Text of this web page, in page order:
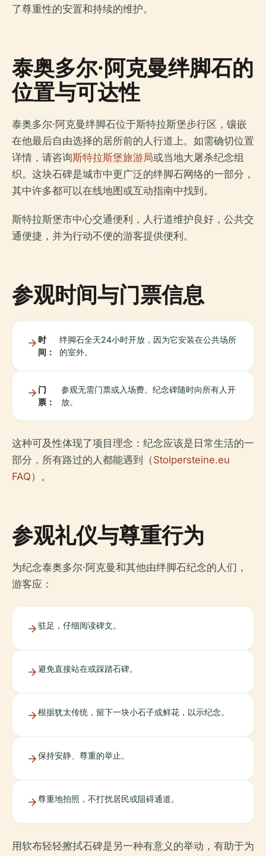
了尊重性的安置和持续的维护。
泰奥多尔·阿克曼绊脚石的
位置与可达性
泰奥多尔·阿克曼绊脚石位于斯特拉斯堡步行区，镶嵌
在他最后自由选择的居所前的人行道上。如需确切位置
详情，请咨询斯特拉斯堡旅游局或当地大屠杀纪念组
织。这块石碑是城市中更广泛的绊脚石网络的一部分，
其中许多都可以在线地图或互动指南中找到。
斯特拉斯堡市中心交通便利，人行道维护良好，公共交
通便捷，并为行动不便的游客提供便利。
参观时间与门票信息
时
间：
绊脚石全天24小时开放，因为它安装在公共场所
的室外。
门
票：
参观无需门票或入场费。纪念碑随时向所有人开
放。
这种可及性体现了项目理念：纪念应该是日常生活的一
部分，所有路过的人都能遇到（Stolpersteine.eu
FAQ）。
参观礼仪与尊重行为
为纪念泰奥多尔·阿克曼和其他由绊脚石纪念的人们，
游客应：
驻足，仔细阅读碑文。
避免直接站在或踩踏石碑。
根据犹太传统，留下一块小石子或鲜花，以示纪念。
保持安静、尊重的举止。
尊重地拍照，不打扰居民或阻碍通道。
用软布轻轻擦拭石碑是另一种有意义的举动，有助于为